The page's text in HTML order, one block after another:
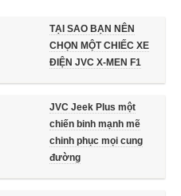
TẠI SAO BẠN NÊN
CHỌN MỘT CHIẾC XE
ĐIỆN JVC X-MEN F1
JVC Jeek Plus một
chiến binh mạnh mẽ
chinh phục mọi cung
đường